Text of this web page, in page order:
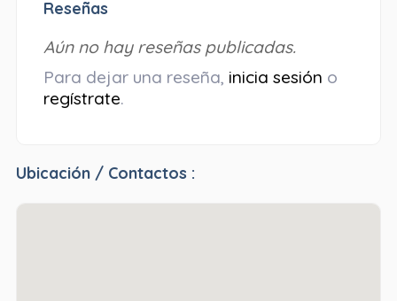
Reseñas
Aún no hay reseñas publicadas.
Para dejar una reseña, inicia sesión o
regístrate.
Ubicación / Contactos :